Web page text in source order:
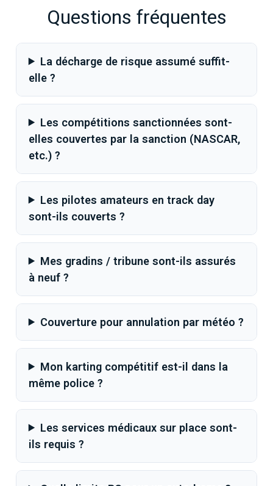
Questions fréquentes
La décharge de risque assumé suffit-
elle ?
Les compétitions sanctionnées sont-
elles couvertes par la sanction (NASCAR,
etc.) ?
Les pilotes amateurs en track day
sont-ils couverts ?
Mes gradins / tribune sont-ils assurés
à neuf ?
Couverture pour annulation par météo ?
Mon karting compétitif est-il dans la
même police ?
Les services médicaux sur place sont-
ils requis ?